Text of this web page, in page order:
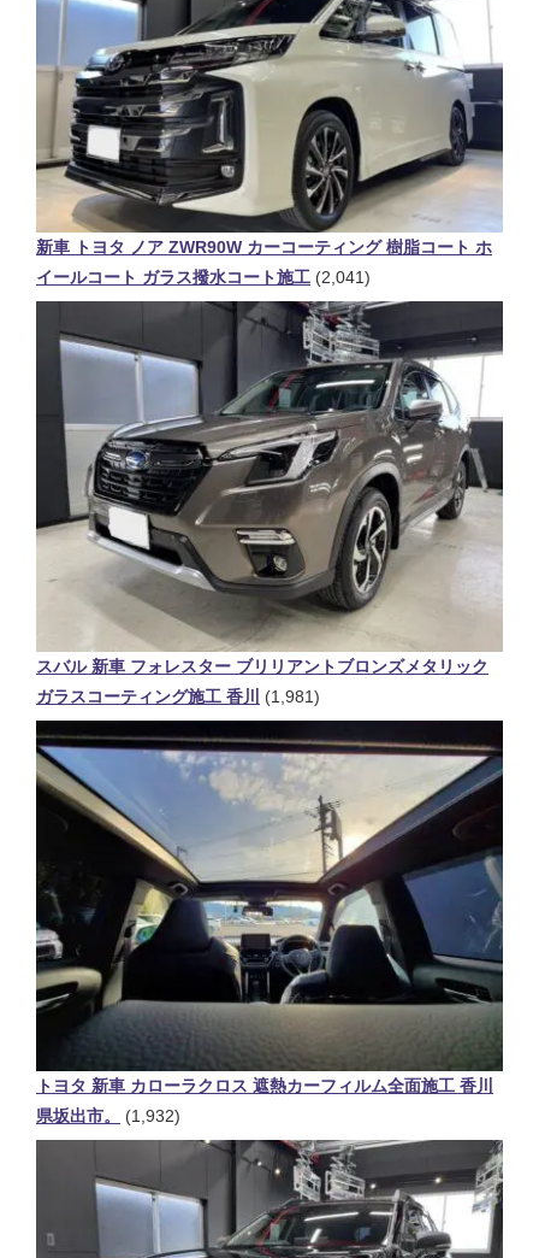
新車 トヨタ ノア ZWR90W カーコーティング 樹脂コート ホ
イールコート ガラス撥水コート施工 (2,041)
スバル 新車 フォレスター ブリリアントブロンズメタリック
ガラスコーティング施工 香川
(1,981)
トヨタ 新車 カローラクロス 遮熱カーフィルム全面施工 香川
県坂出市。
(1,932)